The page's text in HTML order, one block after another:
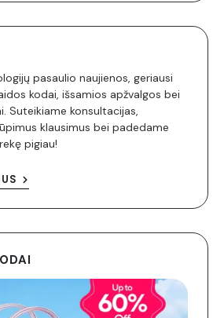
pasaulio naujienos, geriausi
kodai, išsamios apžvalgos bei
Suteikiame konsultacijas,
klausimus bei padedame
pigiau!